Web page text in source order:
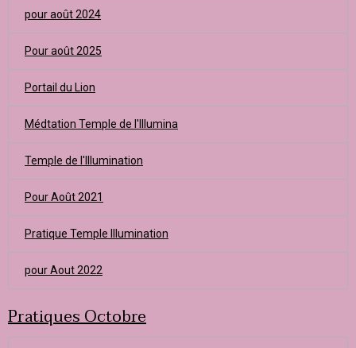
pour août 2024
Pour août 2025
Portail du Lion
Médtation Temple de l'Illumina
Temple de l'Illumination
Pour Août 2021
Pratique Temple Illumination
pour Aout 2022
Pratiques Octobre